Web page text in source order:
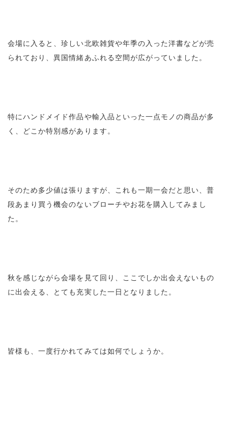
会場に入ると、珍しい北欧雑貨や年季の入った洋書などが売
られており、異国情緒あふれる空間が広がっていました。
特にハンドメイド作品や輸入品といった一点モノの商品が多
く、どこか特別感があります。
そのため多少値は張りますが、これも一期一会だと思い、普
段あまり買う機会のないブローチやお花を購入してみまし
た。
秋を感じながら会場を見て回り、ここでしか出会えないもの
に出会える、とても充実した一日となりました。
皆様も、一度行かれてみては如何でしょうか。